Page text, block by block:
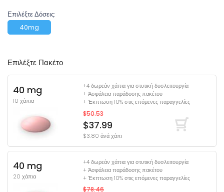
Επιλέξτε Δόσεις:
40mg
Επιλέξτε Πακέτο
40 mg
10 χάπια
+4 δωρεάν χάπια για στυτική δυσλειτουργία
+ Ἀσφάλεια παράδοσης πακέτου
+ Έκπτωση 10% στις επόμενες παραγγελίες
$50.53
$37.99
$3.80 ἀνά χάπι
40 mg
20 χάπια
+4 δωρεάν χάπια για στυτική δυσλειτουργία
+ Ἀσφάλεια παράδοσης πακέτου
+ Έκπτωση 10% στις επόμενες παραγγελίες
$78.46